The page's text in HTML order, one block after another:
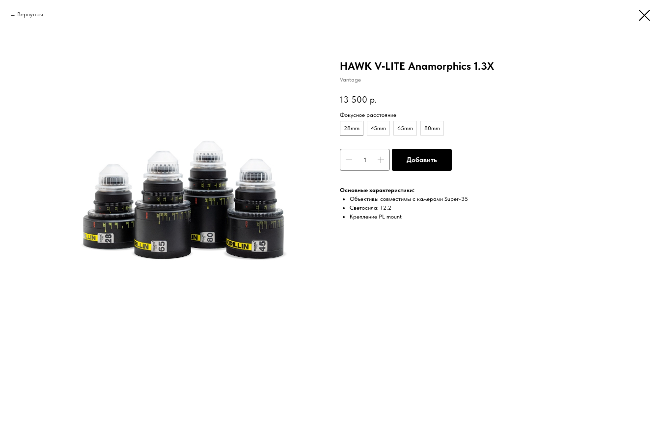
Вернуться
HAWK V‑LITE Anamorphics 1.3X
Vantage
13 500 р.
Фокусное расстояние
28mm
45mm 65mm 80mm
Добавить
Основные характеристики:
Объективы совместимы с камерами Super-35
Светосила: T2.2
Крепление PL mount